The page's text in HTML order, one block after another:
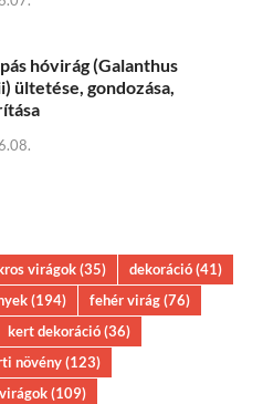
hóvirág (Galanthus
ültetése, gondozása,
virágok(35) dekoráció(41)
(194) fehér virág(76)
kert dekoráció(36)
növény(123)
(109)